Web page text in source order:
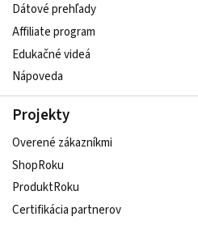
Dátové prehľady
Affiliate program
Edukačné videá
Nápoveda
Projekty
Overené zákazníkmi
ShopRoku
ProduktRoku
Certifikácia partnerov